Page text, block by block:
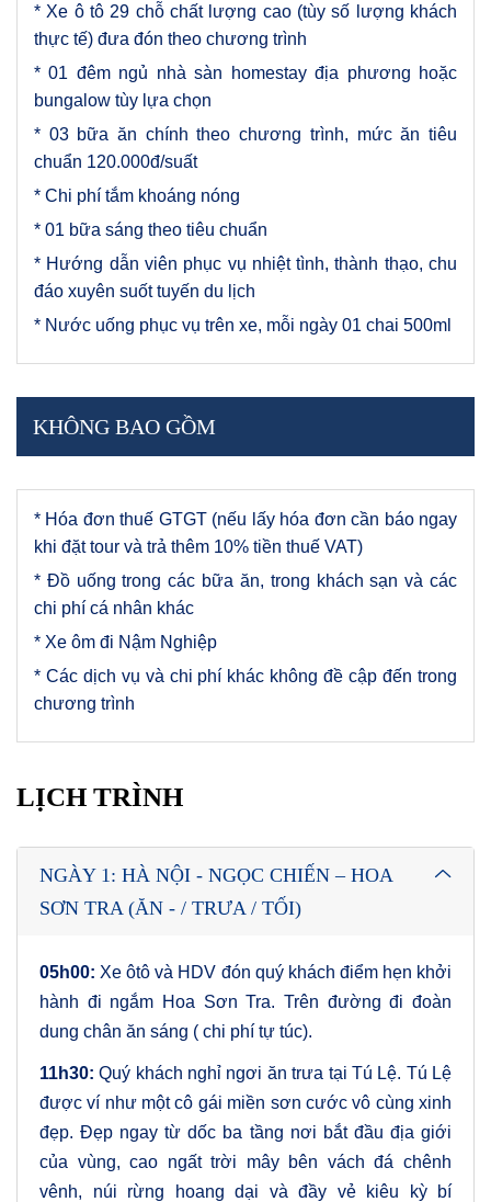
* Xe ô tô 29 chỗ chất lượng cao (tùy số lượng khách
thực tế) đưa đón theo chương trình
* 01 đêm ngủ nhà sàn homestay địa phương hoặc
bungalow tùy lựa chọn
* 03 bữa ăn chính theo chương trình, mức ăn tiêu
chuẩn 120.000đ/suất
* Chi phí tắm khoáng nóng
* 01 bữa sáng theo tiêu chuẩn
* Hướng dẫn viên phục vụ nhiệt tình, thành thạo, chu
đáo xuyên suốt tuyến du lịch
* Nước uống phục vụ trên xe, mỗi ngày 01 chai 500ml
KHÔNG BAO GỒM
* Hóa đơn thuế GTGT (nếu lấy hóa đơn cần báo ngay
khi đặt tour và trả thêm 10% tiền thuế VAT)
* Đồ uống trong các bữa ăn, trong khách sạn và các
chi phí cá nhân khác
* Xe ôm đi Nậm Nghiệp
* Các dịch vụ và chi phí khác không đề cập đến trong
chương trình
LỊCH TRÌNH
NGÀY 1: HÀ NỘI - NGỌC CHIẾN – HOA
SƠN TRA (ĂN - / TRƯA / TỐI)
05h00: Xe ôtô và HDV đón quý khách điểm hẹn khởi
hành đi ngắm Hoa Sơn Tra. Trên đường đi đoàn
dung chân ăn sáng ( chi phí tự túc).
11h30: Quý khách nghỉ ngơi ăn trưa tại Tú Lệ. Tú Lệ
được ví như một cô gái miền sơn cước vô cùng xinh
đẹp. Đẹp ngay từ dốc ba tầng nơi bắt đầu địa giới
của vùng, cao ngất trời mây bên vách đá chênh
vênh, núi rừng hoang dại và đầy vẻ kiêu kỳ bí